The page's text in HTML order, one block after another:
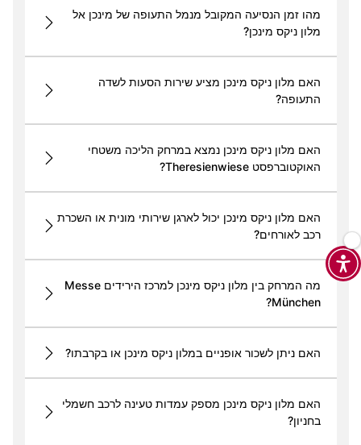
מהו זמן הנסיעה המקובל מנמל התעופה של מינכן אל
מלון ניקס מינכן?
האם מלון ניקס מינכן מציע שירות הסעות לשדה
התעופה?
האם מלון ניקס מינכן נמצא במרחק הליכה משטחי
האוקטוברפסט Theresienwiese?
האם מלון ניקס מינכן יכול לארגן שירותי מונית או השכרת
רכב לאורחים?
מה המרחק בין מלון ניקס מינכן למרכז הירידים Messe
München?
האם ניתן לשכור אופניים במלון ניקס מינכן או בקרבתו?
האם מלון ניקס מינכן מספק עמדות טעינה לרכב חשמלי
בחניון?